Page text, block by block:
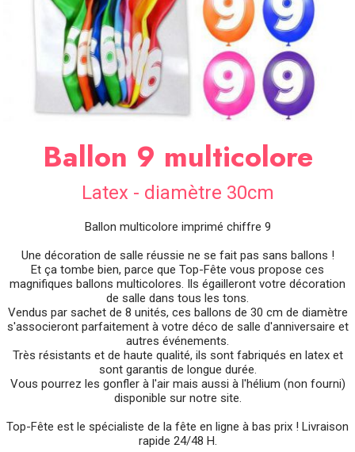
OCCASIONS
SPÉCIALES
CONTACTBallon 9 multicolore
Latex - diamètre 30cm
Ballon multicolore imprimé chiffre 9
Une décoration de salle réussie ne se fait pas sans ballons !
Et ça tombe bien, parce que Top-Fête vous propose ces
magnifiques ballons multicolores. Ils égailleront votre décoration
de salle dans tous les tons.
Vendus par sachet de 8 unités, ces ballons de 30 cm de diamètre
s'associeront parfaitement à votre déco de salle d'anniversaire et
autres événements.
Très résistants et de haute qualité, ils sont fabriqués en latex et
sont garantis de longue durée.
Vous pourrez les gonfler à l'air mais aussi à l'hélium (non fourni)
disponible sur notre site.
Top-Fête est le spécialiste de la fête en ligne à bas prix ! Livraison
rapide 24/48 H.